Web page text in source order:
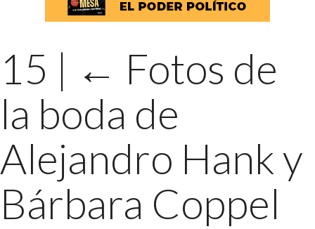
15 | ← Fotos de
la boda de
Alejandro Hank y
Bárbara Coppel